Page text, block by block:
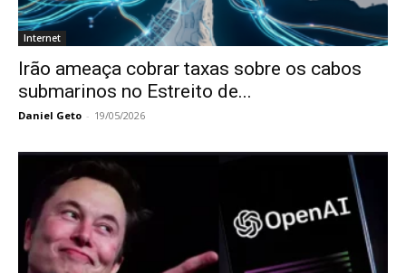
Internet
Irão ameaça cobrar taxas sobre os cabos
submarinos no Estreito de...
Daniel Geto - 19/05/2026